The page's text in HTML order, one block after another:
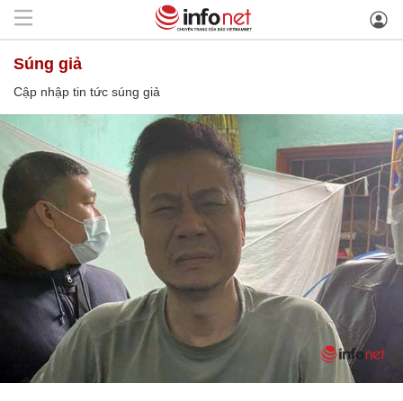
súng giả
Cập nhập tin tức súng giả